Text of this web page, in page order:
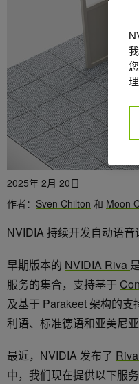
2025年 2月 20日
作者： Sven Chilton 和 Moon
NVIDIA 持续开发自动语音
早期版本的 NVIDIA Riva
服务的集合，支持基于
及基于 Parakeet 架构的支
利语、标准德语和亚美尼亚
最近，NVIDIA 发布了
中，我们现在提供以下服务